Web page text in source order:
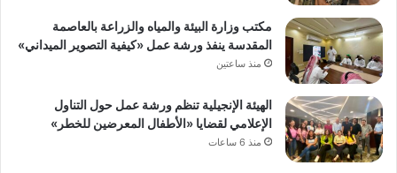
مكتب وزارة البيئة والمياه والزراعة بالعاصمة
المقدسة ينفذ ورشة عمل «كيفية التصوير الميداني»
منذ ساعتين
الهيئة الإنجيلية تنظم ورشة عمل حول التناول
الإعلامي لقضايا «الأطفال المعرضين للخطر»
منذ 6 ساعات